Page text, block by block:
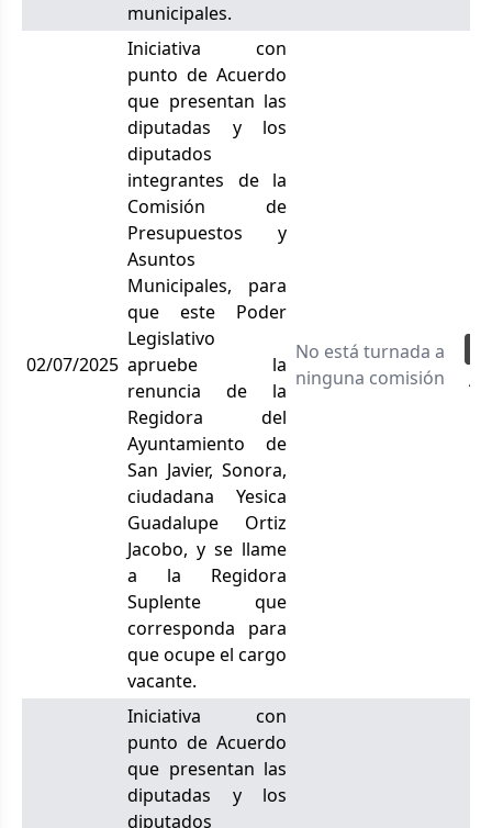
municipales.
02/07/2025
Iniciativa con
punto de Acuerdo
que presentan las
diputadas y los
diputados
integrantes de la
Comisión de
Presupuestos y
Asuntos
Municipales, para
que este Poder
Legislativo
apruebe la
renuncia de la
Regidora del
Ayuntamiento de
San Javier, Sonora,
ciudadana Yesica
Guadalupe Ortiz
Jacobo, y se llame
a la Regidora
Suplente que
corresponda para
que ocupe el cargo
vacante.
No está turnada a
ninguna comisión
Iniciativa con
punto de Acuerdo
que presentan las
diputadas y los
diputados